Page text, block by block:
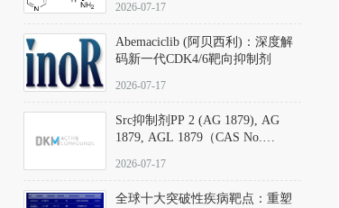
同等抑制ROCK1与ROCK2；其通
过精准嵌入激酶的ATP结合位点
发挥抑制作用，对ROCK1和
ROCK2的解离常数（Ki）分别为
140 nM和300 nM；在众多丝氨酸/
中，其靶向ROCK的选择性超过
200倍，凸显出优异的分子特异
2026-07-17
Abemaciclib (阿贝西利)：深度解
码新一代CDK4/6靶向抑制剂
2026-07-17
Src抑制剂PP 2 (AG 1879), AG
1879, AGL 1879（CAS No.
应用指南
2026-07-17
全球十大突破性疾病靶点：重塑